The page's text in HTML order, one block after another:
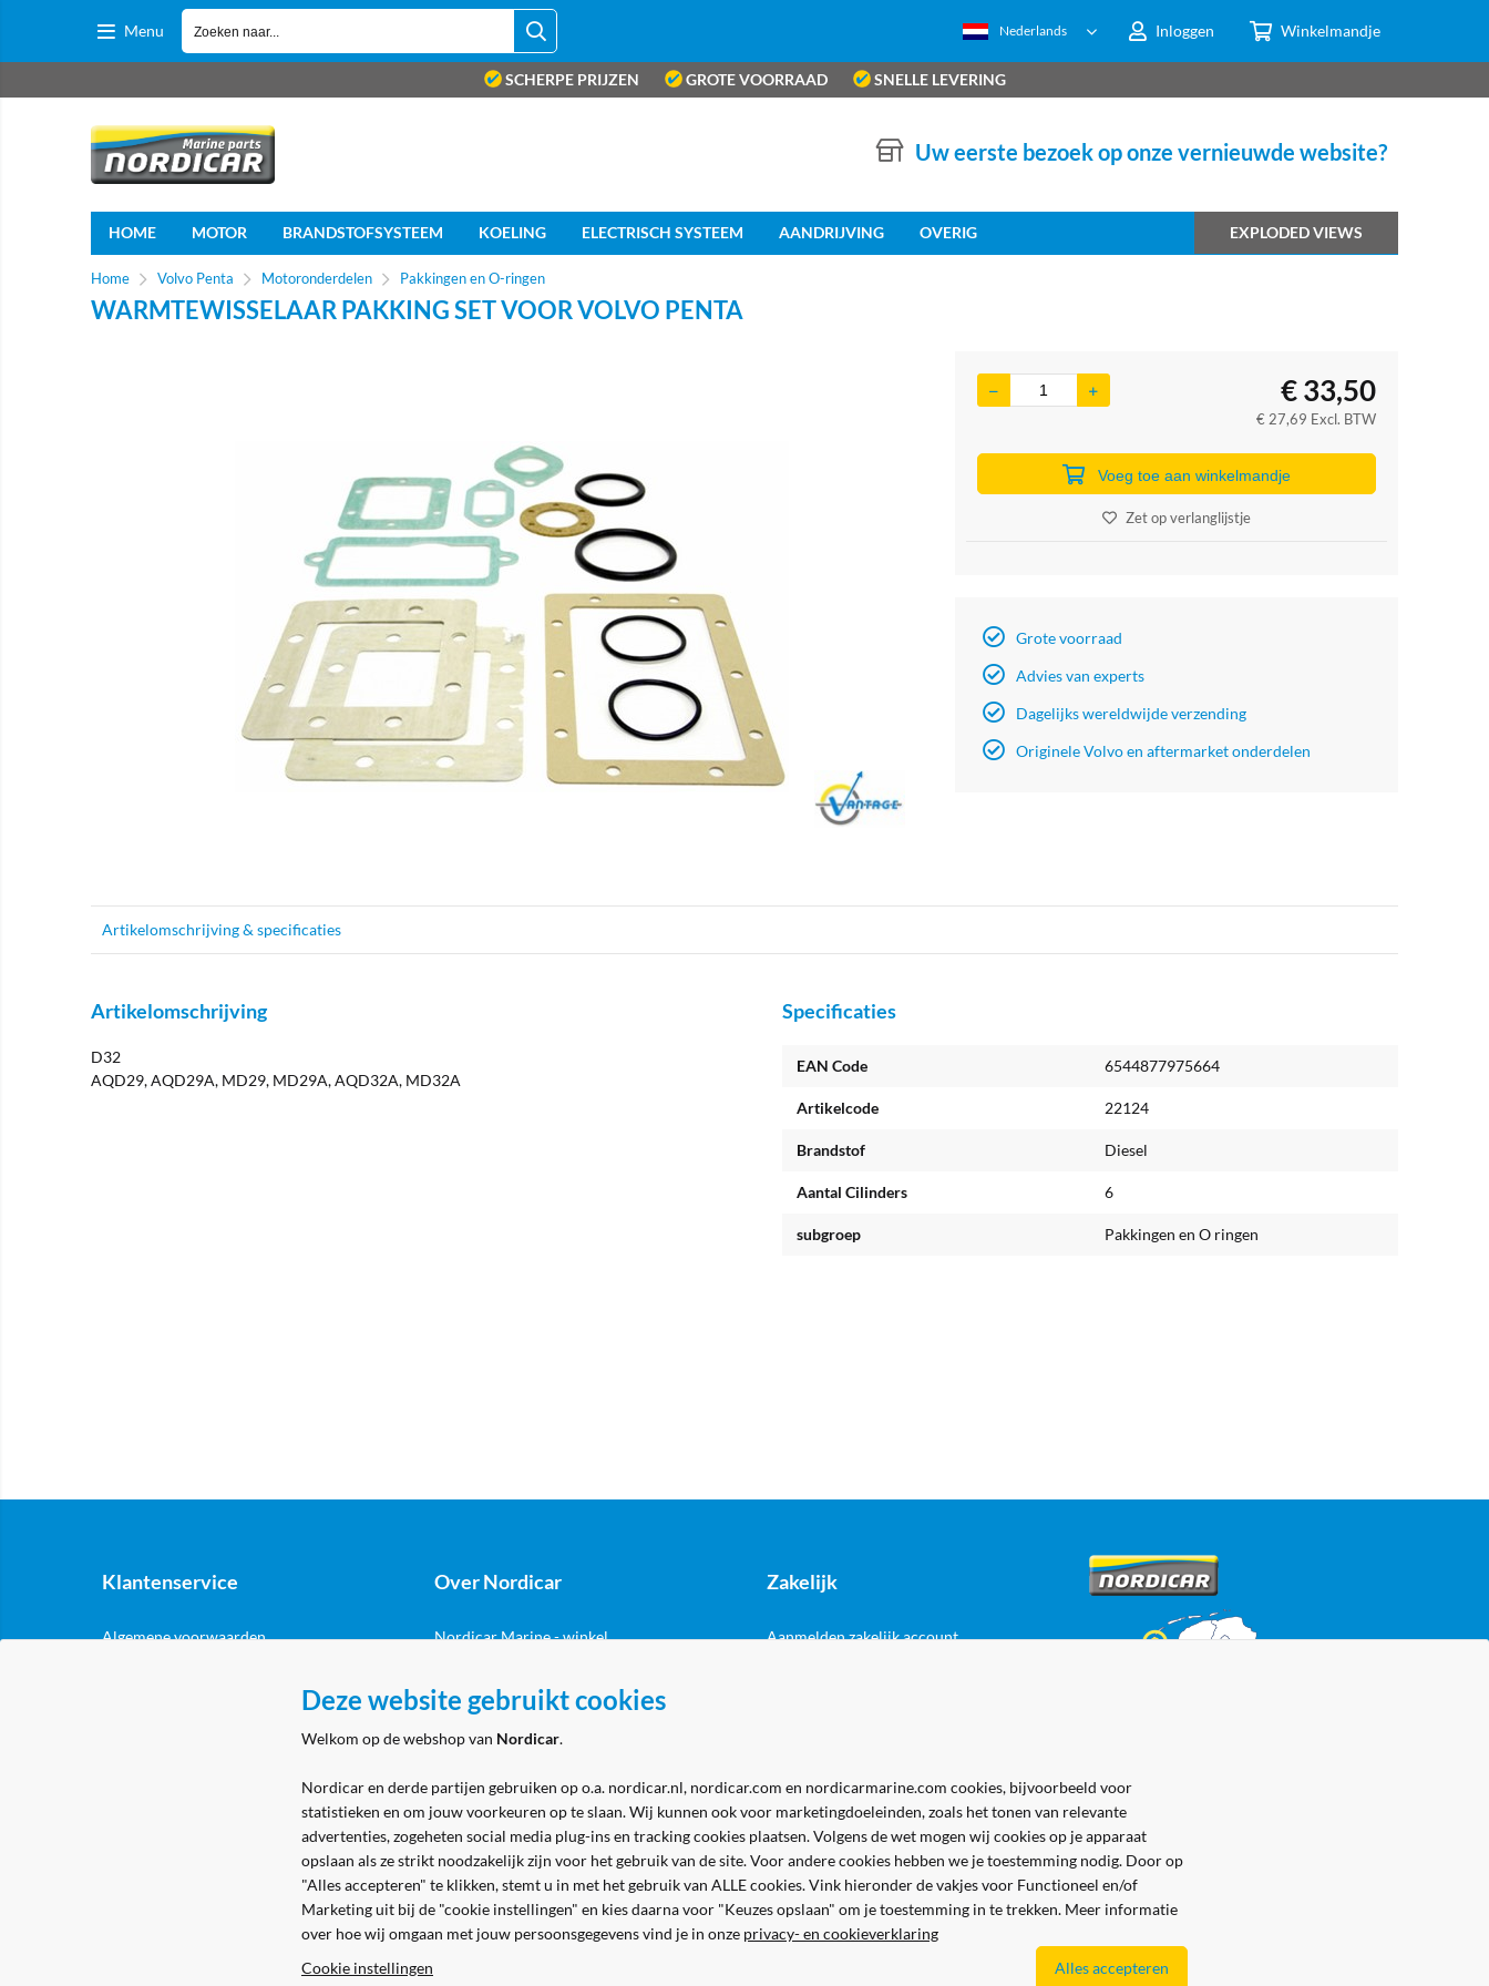
Menu Inloggen Winkelmandje
Nederlands
SCHERPE PRIJZEN GROTE VOORRAAD SNELLE LEVERING
Uw eerste bezoek op onze vernieuwde website?
HOME MOTOR BRANDSTOFSYSTEEM KOELING ELECTRISCH SYSTEEM AANDRIJVING OVERIG EXPLODED VIEWS
Home Volvo Penta Motoronderdelen Pakkingen en O-ringen
WARMTEWISSELAAR PAKKING SET VOOR VOLVO PENTA
Brand
€33,50
€ 27,69 Excl. BTW
Voeg toe aan winkelmandje
Zet op verlanglijstje
Grote voorraad
Advies van experts
Dagelijks wereldwijde verzending
Originele Volvo en aftermarket onderdelen
Artikelomschrijving & specificaties
Artikelomschrijving
D32
AQD29, AQD29A, MD29, MD29A, AQD32A, MD32A
Specificaties
EAN Code 6544877975664
Artikelcode 22124
Brandstof Diesel
Aantal Cilinders 6
subgroep Pakkingen en O ringen
Klantenservice
Algemene voorwaarden
Over Nordicar
Nordicar Marine - winkel
Locatie & contact
Zakelijk
Aanmelden zakelijk account
Veilig en gemakkelijk betalen
Deze website gebruikt cookies
Welkom op de webshop van Nordicar.
Nordicar en derde partijen gebruiken op o.a. nordicar.nl, nordicar.com en nordicarmarine.com cookies, bijvoorbeeld voor
statistieken en om jouw voorkeuren op te slaan. Wij kunnen ook voor marketingdoeleinden, zoals het tonen van relevante
advertenties, zogeheten social media plug-ins en tracking cookies plaatsen. Volgens de wet mogen wij cookies op je apparaat
opslaan als ze strikt noodzakelijk zijn voor het gebruik van de site. Voor andere cookies hebben we je toestemming nodig. Door op
"Alles accepteren" te klikken, stemt u in met het gebruik van ALLE cookies. Vink hieronder de vakjes voor Functioneel en/of
Marketing uit bij de "cookie instellingen" en kies daarna voor "Keuzes opslaan" om je toestemming in te trekken. Meer informatie
over hoe wij omgaan met jouw persoonsgegevens vind je in onze privacy- en cookieverklaring
Cookie instellingen
Alles accepteren